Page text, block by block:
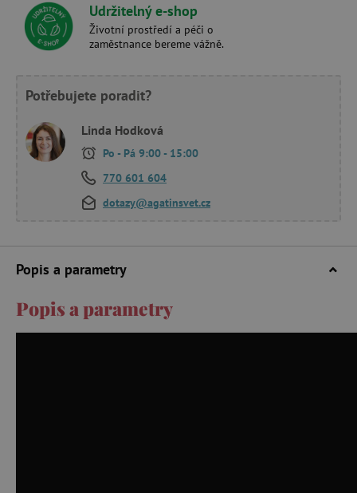
Udržitelný e-shop
Životní prostředí a péči o
zaměstnance bereme vážně.
Potřebujete poradit?
Linda Hodková
Po - Pá 9:00 - 15:00
770 601 604
dotazy@agatinsvet.cz
Popis a parametry
Popis a parametry